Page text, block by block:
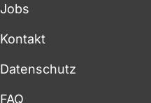
Jobs
Kontakt
Datenschutz
FAQ